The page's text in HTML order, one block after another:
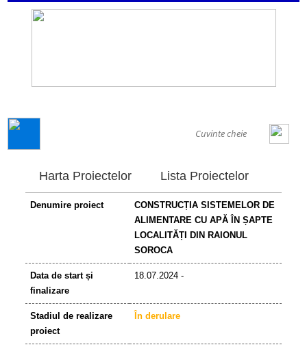
Harta Proiectelor Lista Proiectelor
Denumire proiect
CONSTRUCȚIA SISTEMELOR DE
ALIMENTARE CU APĂ ÎN ȘAPTE
LOCALITĂȚI DIN RAIONUL
SOROCA
Data de start și
finalizare
18.07.2024 -
Stadiul de realizare
proiect
În derulare